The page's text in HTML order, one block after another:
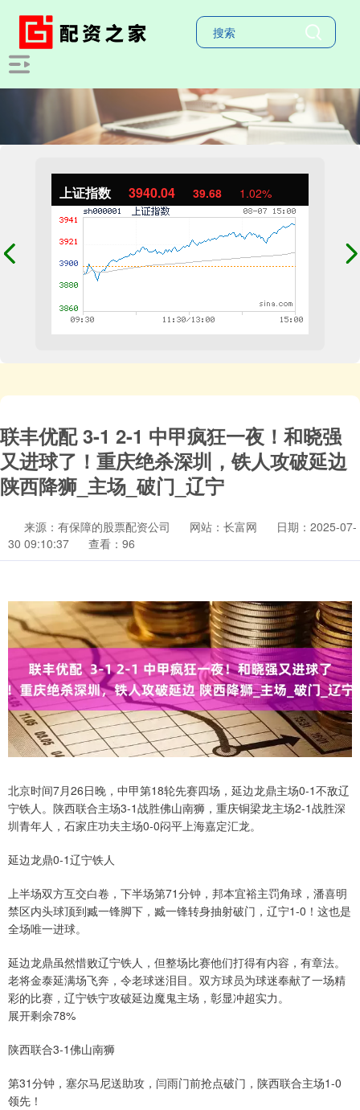
上证指数 3940.04 39.68 1.02%
联丰优配 3-1 2-1 中甲疯狂一夜！和晓强
又进球了！重庆绝杀深圳，铁人攻破延边
陕西降狮_主场_破门_辽宁
来源：有保障的股票配资公司 网站：长富网
日期：2025-07-
30 09:10:37
查看：96
北京时间7月26日晚，中甲第18轮先赛四场，延边龙鼎主场0-1不敌辽
宁铁人。陕西联合主场3-1战胜佛山南狮，重庆铜梁龙主场2-1战胜深
圳青年人，石家庄功夫主场0-0闷平上海嘉定汇龙。
延边龙鼎0-1辽宁铁人
上半场双方互交白卷，下半场第71分钟，邦本宜裕主罚角球，潘喜明
禁区内头球顶到臧一锋脚下，臧一锋转身抽射破门，辽宁1-0！这也是
全场唯一进球。
延边龙鼎虽然惜败辽宁铁人，但整场比赛他们打得有内容，有章法。
老将金泰延满场飞奔，令老球迷泪目。双方球员为球迷奉献了一场精
彩的比赛，辽宁铁宁攻破延边魔鬼主场，彰显冲超实力。
展开剩余78%
陕西联合3-1佛山南狮
第31分钟，塞尔马尼送助攻，闫雨门前抢点破门，陕西联合主场1-0
领先！